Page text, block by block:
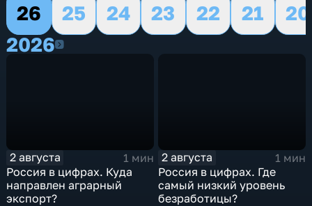
26
25 24 23 22 21
20
20262026
2 августа
1 мин
Россия в цифрах. Куда
направлен аграрный
экспорт?
2 августа
1 мин
Россия в цифрах. Где
самый низкий уровень
безработицы?